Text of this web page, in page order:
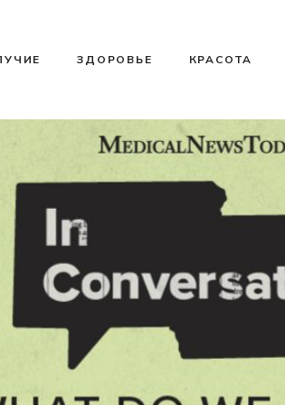
ЗДОРОВЬЕ КРАСОТА